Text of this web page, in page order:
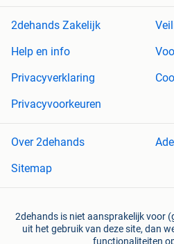
2dehands Zakelijk
Help en info
Privacyverklaring
Privacyvoorkeuren
Over 2dehands
Sitemap
2dehands is niet aansprakelijk voor
uit het gebruik van deze site, dan
functionaliteiten